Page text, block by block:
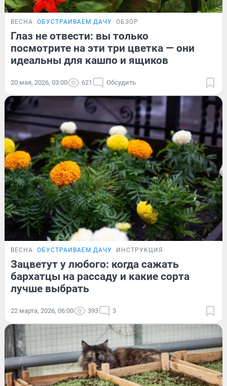
ВЕСНА ОБУСТРАИВАЕМ ДАЧУ ОБЗОР
Глаз не отвести: вы только
посмотрите на эти три цветка — они
идеальны для кашпо и ящиков
20 мая, 2026, 03:00 621 Обсудить
ВЕСНА ОБУСТРАИВАЕМ ДАЧУ ИНСТРУКЦИЯ
Зацветут у любого: когда сажать
бархатцы на рассаду и какие сорта
лучше выбрать
22 марта, 2026, 06:00 393 3